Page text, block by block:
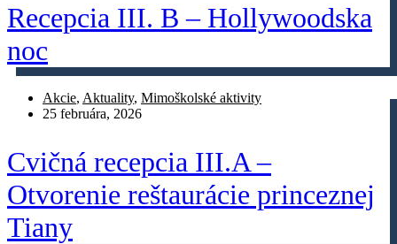
Recepcia III. B – Hollywoodska
noc
Akcie, Aktuality, Mimoškolské aktivity
25 februára, 2026
Cvičná recepcia III.A –
Otvorenie reštaurácie princeznej
Tiany